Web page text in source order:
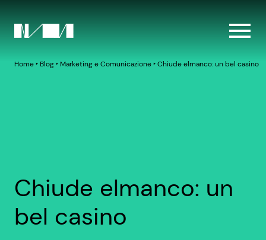
Home‣ Blog‣ Marketing e Comunicazione‣Chiude elmanco: un bel casino
Chiude elmanco: un
bel casino